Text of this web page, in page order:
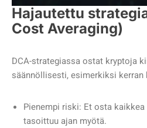
Hajautettu
Cost Averaging)
DCA-strategiassa ostat kryptoja
säännöllisesti, esimerkiksi kerran
Pienempi riski: Et osta
tasoittuu ajan myötä.